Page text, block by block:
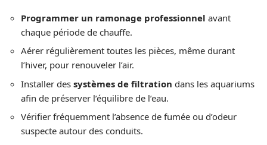
Programmer un ramonage professionnel avant
chaque période de chauffe.
Aérer régulièrement toutes les pièces, même durant
l’hiver, pour renouveler l’air.
Installer des systèmes de filtration dans les aquariums
afin de préserver l’équilibre de l’eau.
Vérifier fréquemment l’absence de fumée ou d’odeur
suspecte autour des conduits.